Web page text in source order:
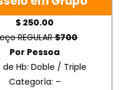
$ 250.00
REGULAR$700
Por Pessoa
de Hb: Doble / Triple
Categoría: –